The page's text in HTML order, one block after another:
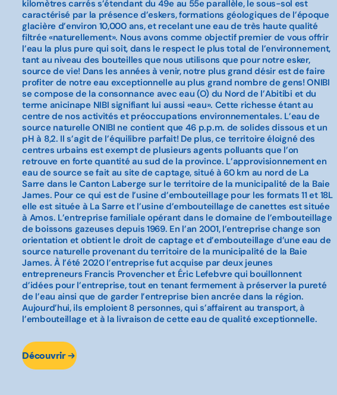
kilomètres carrés s’étendant du 49e au 55e parallèle, le sous-sol est
caractérisé par la présence d’eskers, formations géologiques de l’époque
glacière d’environ 10,000 ans, et recelant une eau de très haute qualité
filtrée «naturellement». Nous avons comme objectif premier de vous offrir
l’eau la plus pure qui soit, dans le respect le plus total de l’environnement,
tant au niveau des bouteilles que nous utilisons que pour notre esker,
source de vie! Dans les années à venir, notre plus grand désir est de faire
profiter de notre eau exceptionnelle au plus grand nombre de gens! ONIBI
se compose de la consonnance avec eau (O) du Nord de l’Abitibi et du
terme anicinape NIBI signifiant lui aussi «eau». Cette richesse étant au
centre de nos activités et préoccupations environnementales. L’eau de
source naturelle ONIBI ne contient que 46 p.p.m. de solides dissous et un
pH à 8,2. Il s’agit de l’équilibre parfait! De plus, ce territoire éloigné des
centres urbains est exempt de plusieurs agents polluants que l’on
retrouve en forte quantité au sud de la province. L’approvisionnement en
eau de source se fait au site de captage, situé à 60 km au nord de La
Sarre dans le Canton Laberge sur le territoire de la municipalité de la Baie
James. Pour ce qui est de l’usine d’embouteillage pour les formats 11 et 18L
elle est située à La Sarre et l’usine d’embouteillage de canettes est située
à Amos. L’entreprise familiale opérant dans le domaine de l’embouteillage
de boissons gazeuses depuis 1969. En l’an 2001, l’entreprise change son
orientation et obtient le droit de captage et d’embouteillage d’une eau de
source naturelle provenant du territoire de la municipalité de la Baie
James. À l’été 2020 l’entreprise fut acquise par deux jeunes
entrepreneurs Francis Provencher et Éric Lefebvre qui bouillonnent
d’idées pour l’entreprise, tout en tenant fermement à préserver la pureté
de l’eau ainsi que de garder l’entreprise bien ancrée dans la région.
Aujourd’hui, ils emploient 8 personnes, qui s’affairent au transport, à
l’embouteillage et à la livraison de cette eau de qualité exceptionnelle.
Découvrir